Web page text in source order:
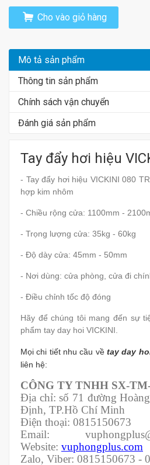
Cho vào giỏ hàng
Mô tả sản phẩm
Thông tin sản phẩm
Chính sách vận chuyển
Đánh giá sản phẩm
Tay đẩy hơi hiệu
- Tay đẩy hơi hiệu VICKINI 080
hợp kim nhôm
- Chiều rộng cửa: 1100mm -
- Trọng lượng cửa: 35kg - 60kg
- Độ dày cửa: 45mm - 50mm
- Nơi dùng: cửa phòng, cửa đi
- Điều chỉnh tốc độ đóng
Hãy để chúng tôi mang đến sự
phẩm tay day hoi VICKINI.
Mọi chi tiết nhu cầu về tay day
liên hệ:
CÔNG TY TNHH SX-
Địa chỉ: số 71 đường
Định, TP.Hồ Chí Minh
Điện thoại: 0815150673
Email:
Website: vuphongplus.com
Zalo, Viber: 0815150673 -